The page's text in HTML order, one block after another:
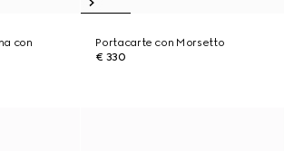
con
Portacarte con Morsetto
€ 330